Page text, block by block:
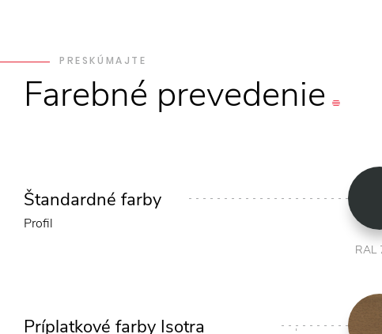
PRESKÚMAJTE
Farebné prevedenie
Štandardné farby
Profil
RAL
Príplatkové farby Isotra